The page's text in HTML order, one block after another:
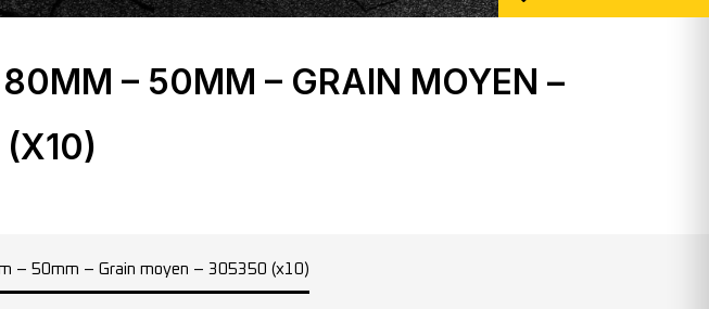
– 50MM – GRAIN MOYEN –
– 50mm – Grain moyen – 305350 (x10)